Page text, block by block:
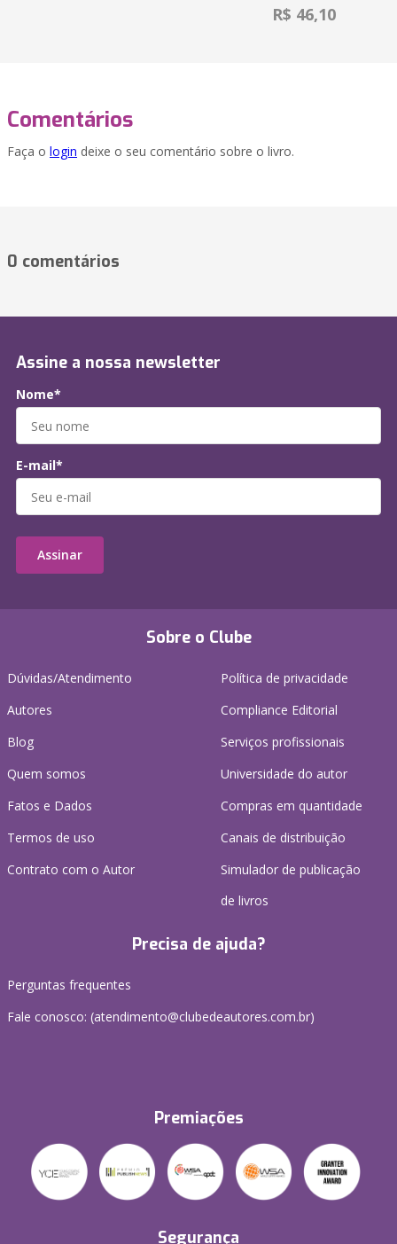
R$ 46,10
Comentários
Faça o login deixe o seu comentário sobre o livro.
0 comentários
Sobre o Clube
Dúvidas/Atendimento
Autores
Blog
Quem somos
Fatos e Dados
Termos de uso
Contrato com o Autor
Política de privacidade
Compliance Editorial
Serviços profissionais
Universidade do autor
Compras em quantidade
Canais de distribuição
Simulador de publicação
de livros
Precisa de ajuda?
Perguntas frequentes
Fale conosco: (atendimento@clubedeautores.com.br)
Premiações
Segurança
Assine a nossa newsletter
Nome*
E-mail*
Assinar